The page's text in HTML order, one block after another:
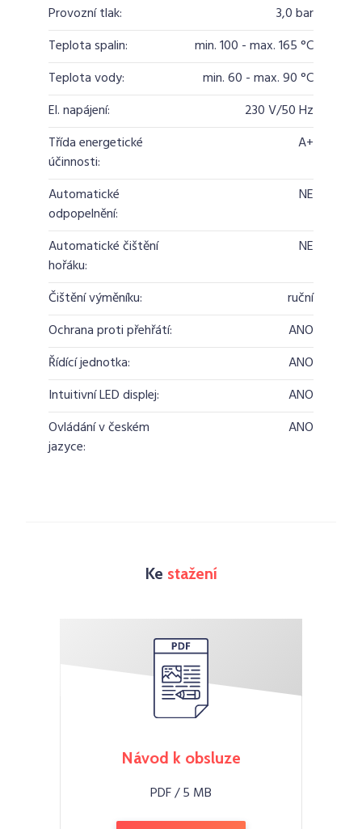
Provozní tlak:
3,0 bar
Teplota spalin:
min. 100 - max. 165 °C
Teplota vody:
min. 60 - max. 90 °C
El. napájení:
230 V/50 Hz
Třída energetické
účinnosti:
A+
Automatické
odpopelnění:
NE
Automatické čištění
hořáku:
NE
Čištění výměníku:
ruční
Ochrana proti přehřátí:
ANO
Řídící jednotka:
ANO
Intuitivní LED displej:
ANO
Ovládání v českém
jazyce:
ANO
Ke stažení
Návod k obsluze
PDF / 5 MB